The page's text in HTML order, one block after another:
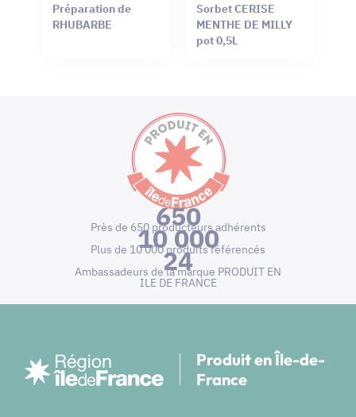
Préparation de
RHUBARBE
Sorbet CERISE
MENTHE DE MILLY
pot 0,5L
650
Près de 650 producteurs adhérents
10 000
Plus de 10 000 produits référencés
24
Ambassadeurs de la marque PRODUIT EN
ILE DE FRANCE
Produit en Île-de-
France